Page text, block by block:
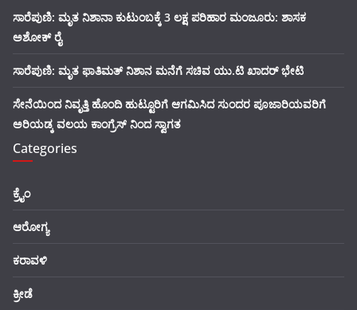
ಸಾರೆಪುಣಿ: ಮೃತ ನಿಶಾನಾ ಕುಟುಂಬಕ್ಕೆ 3 ಲಕ್ಷ ಪರಿಹಾರ ಮಂಜೂರು: ಶಾಸಕ
ಅಶೋಕ್ ರೈ
ಸಾರೆಪುಣಿ: ಮೃತ ಫಾತಿಮತ್ ನಿಶಾನ ಮನೆಗೆ ಸಚಿವ ಯು.ಟಿ ಖಾದರ್ ಭೇಟಿ
ಸೇನೆಯಿಂದ ನಿವೃತ್ತಿ ಹೊಂದಿ ಹುಟ್ಟೂರಿಗೆ ಆಗಮಿಸಿದ ಸುಂದರ ಪೂಜಾರಿಯವರಿಗೆ
ಅರಿಯಡ್ಕ ವಲಯ ಕಾಂಗ್ರೆಸ್ ನಿಂದ ಸ್ವಾಗತ
Categories
ಕ್ರೈಂ
ಆರೋಗ್ಯ
ಕರಾವಳಿ
ಕ್ರೀಡೆ